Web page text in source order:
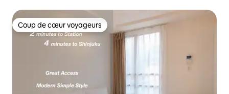
Coup de cœur voyageurs
Coup de cœur voyageurs